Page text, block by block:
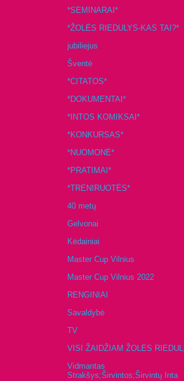
*SEMINARAI*
*ŽOLĖS RIEDULYS-KAS TAI?*
jubiliejus
Šventė
*CITATOS*
*DOKUMENTAI*
*INTOS KOMIKSAI*
*KONKURSAS*
*NUOMONĖ*
*PRATIMAI*
*TRENIRUOTĖS*
40 metų
Gelvonai
Kėdainiai
Master Cup Vilnius
Master Cup Vilnius 2022
RENGINIAI
Savaldybė
TV
VISI ŽAIDŽIAM ŽOLĖS RIEDULĮ
Vidmantas
Strakšys;Širvintos;Širvintų Inta